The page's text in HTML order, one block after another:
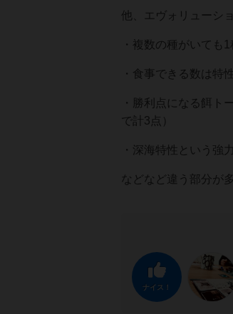
他、エヴォリューシ
・複数の種がいても1
・食事できる数は特
・勝利点になる餌ト
で計3点）
・深海特性という強
などなど違う部分が
ナイス！